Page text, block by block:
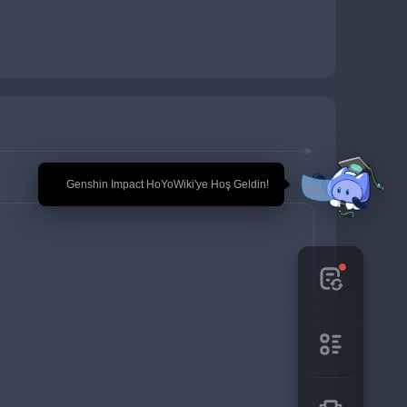
🎉 Genshin Impact HoYoWiki'ye Hoş Geldin!